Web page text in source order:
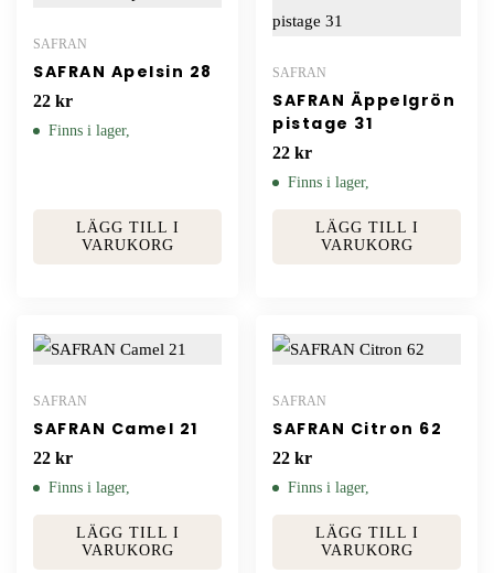
SAFRAN
SAFRAN Apelsin 28
22 kr
Finns i lager,
LÄGG TILL I
VARUKORG
SAFRAN
SAFRAN Äppelgrön
pistage 31
22 kr
Finns i lager,
LÄGG TILL I
VARUKORG
SAFRAN
SAFRAN Camel 21
22 kr
Finns i lager,
LÄGG TILL I
VARUKORG
SAFRAN
SAFRAN Citron 62
22 kr
Finns i lager,
LÄGG TILL I
VARUKORG